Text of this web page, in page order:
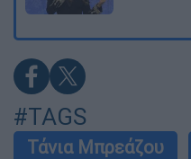
#TAGS
Τάνια Μπρεάζου